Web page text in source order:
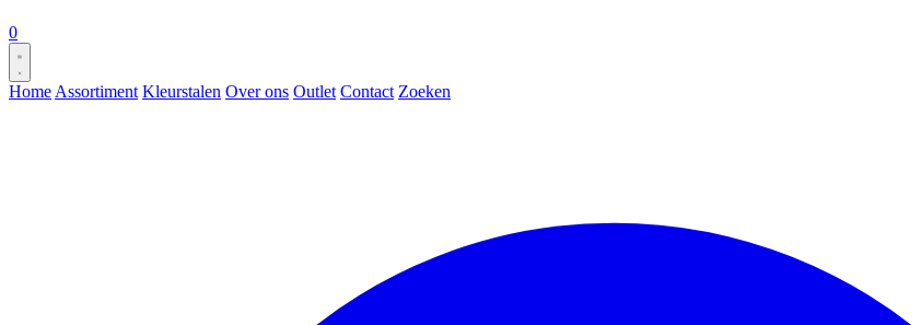
0
Home Assortiment Kleurstalen Over ons Outlet Contact Zoeken